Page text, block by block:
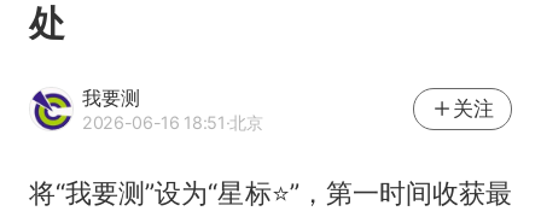
处
我要测
2026-06-16 18:51·北京
关注
将“我要测”设为“星标⭐”，第一时间收获最